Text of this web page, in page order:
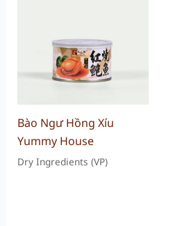
Bào Ngư Hồng Xíu
Yummy House
Dry Ingredients (VP)